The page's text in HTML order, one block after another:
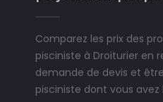
Comparez les prix des
pisciniste à Droiturier en
demande de devis et
pisciniste dont vous avez